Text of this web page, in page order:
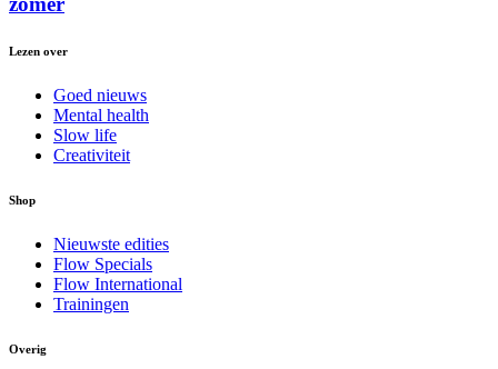
Lezen over
Goed nieuws
Mental health
Slow life
Creativiteit
Shop
Nieuwste edities
Flow Specials
Flow International
Trainingen
Overig